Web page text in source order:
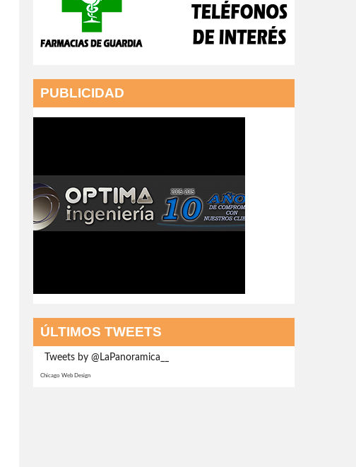
PUBLICIDAD
ÚLTIMOS TWEETS
Tweets by @LaPanoramica__
Chicago Web Design